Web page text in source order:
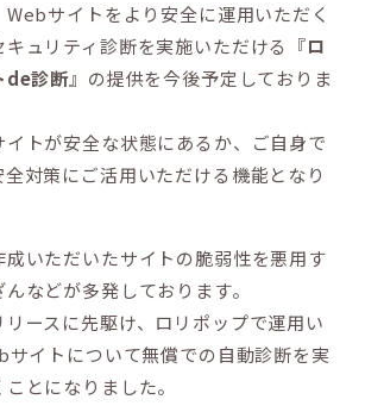
サイトをより安全に運用いただく
ュリティ診断を実施いただける『ロ
de診断』の提供を今後予定しておりま
トが安全な状態にあるか、ご自身で
対策にご活用いただける機能となり
成いただいたサイトの脆弱性を悪用す
などが多発しております。
ースに先駆け、ロリポップで運用い
サイトについて無償での自動診断を実
とになりました。